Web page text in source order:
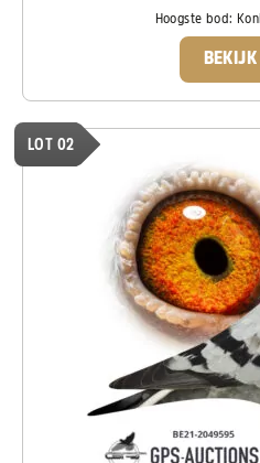
Hoogste bod:
LOT 02